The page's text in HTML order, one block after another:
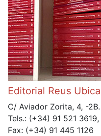
Editorial Reus
C/ Aviador Zorita, 4, -
Tels.: (+34) 91 521
Fax: (+34) 91 445 1126